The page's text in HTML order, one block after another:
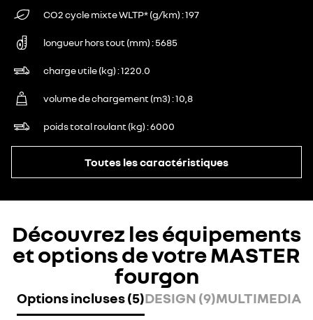
CO2 cycle mixte WLTP* (g/km) 197
longueur hors tout (mm) 5685
charge utile (kg) 1220.0
volume de chargement (m3) 10,8
poids total roulant (kg) 6000
Toutes les caractéristiques
Découvrez les équipements
et options de votre MASTER
fourgon
Options incluses (5)DESIGN (9)MULTIMEDIA